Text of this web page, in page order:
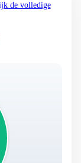
de volledige